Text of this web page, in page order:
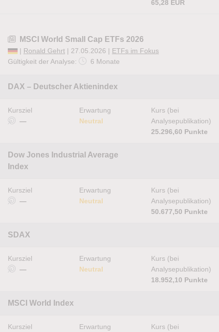
65,28 EUR
MSCI World Small Cap ETFs 2026
| Ronald Gehrt | 27.05.2026 | ETFs im Fokus
Gültigkeit der Analyse:
6 Monate
DAX – Deutscher Aktienindex
Kursziel
—
Erwartung
Neutral
Kurs (bei
Analysepublikation)
25.296,60 Punkte
Dow Jones Industrial Average
Index
Kursziel
—
Erwartung
Neutral
Kurs (bei
Analysepublikation)
50.677,50 Punkte
SDAX
Kursziel
—
Erwartung
Neutral
Kurs (bei
Analysepublikation)
18.952,10 Punkte
MSCI World Index
Kursziel
Erwartung
Kurs (bei